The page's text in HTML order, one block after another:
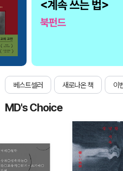
베스트셀러 새로나온 책 이
MD's Choice